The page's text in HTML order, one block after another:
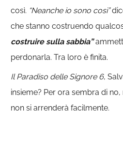
così. “Neanche io sono così”
che stanno costruendo
costruire sulla sabbia”
perdonarla. Tra loro è finita.
Il Paradiso delle Signore 6,
insieme? Per ora sembra di
non si arrenderà facilmente.